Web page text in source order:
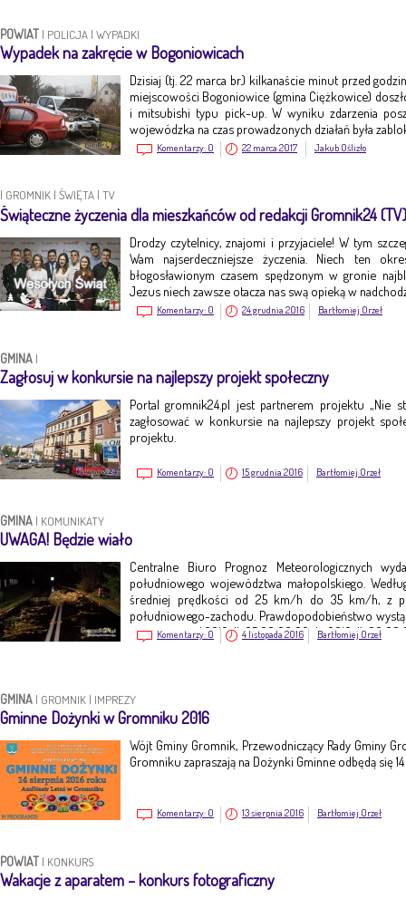
POWIAT | POLICJA | WYPADKI
Wypadek na zakręcie w Bogoniowicach
Dzisiaj (tj. 22 marca br.) kilkanaście minut przed
miejscowości Bogoniowice (gmina Ciężkowice)
i mitsubishi typu pick-up. W wyniku zdarzenia
wojewódzka na czas prowadzonych działań była
Komentarzy: 0 22 marca 2017 Jakub Oślizło
| GROMNIK | ŚWIĘTA | TV
Świąteczne życzenia dla mieszkańców od redakcji Gromnik24 (TV)
Drodzy czytelnicy, znajomi i przyjaciele! W tym
Wam najserdeczniejsze życzenia. Niech ten
błogosławionym czasem spędzonym w gronie
Jezus niech zawsze otacza nas swą opieką w
Komentarzy: 0 24 grudnia 2016 Bartłomiej Orzeł
GMINA |
Zagłosuj w konkursie na najlepszy projekt społeczny
Portal gromnik24.pl jest partnerem projektu „Nie
zagłosować w konkursie na najlepszy projekt
projektu.
Komentarzy: 0 15 grudnia 2016 Bartłomiej Orzeł
GMINA | KOMUNIKATY
UWAGA! Będzie wiało
Centralne Biuro Prognoz Meteorologicznych
południowego województwa małopolskiego.
średniej prędkości od 25 km/h do 35 km/h, z
południowego-zachodu. Prawdopodobieństwo
jest ważne o d 2016-11-05 08:00:00 do 2016-11-06
Komentarzy: 0 4 listopada 2016 Bartłomiej Orzeł
GMINA | GROMNIK | IMPREZY
Gminne Dożynki w Gromniku 2016
Wójt Gminy Gromnik, Przewodniczący Rady Gminy
Gromniku zapraszają na Dożynki Gminne odbędą się
Komentarzy: 0 13 sierpnia 2016 Bartłomiej Orzeł
POWIAT | KONKURS
Wakacje z aparatem – konkurs fotograficzny